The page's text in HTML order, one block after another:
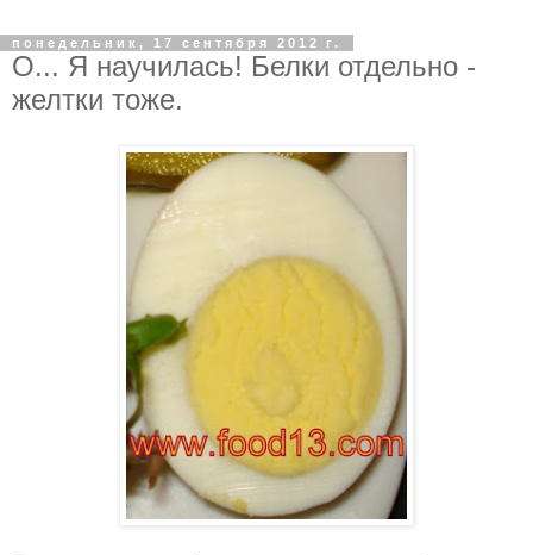
понедельник, 17 сентября 2012 г.
О... Я научилась! Белки отдельно -
желтки тоже.